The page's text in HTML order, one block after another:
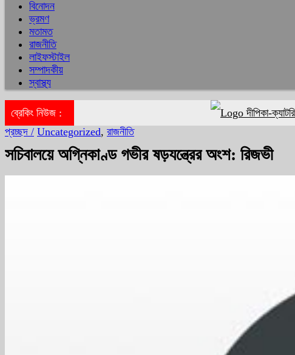
বিনোদন
ভ্রমণ
মতামত
রাজনীতি
লাইফস্টাইল
সম্পাদকীয়
স্বাস্থ্য
ব্রেকিং নিউজ : দীপিকা-ক্যাটরিনাকে
প্রচ্ছদ / Uncategorized, রাজনীতি
সচিবালয়ে অগ্নিকাণ্ড গভীর ষড়যন্ত্রের অংশ: রিজভী